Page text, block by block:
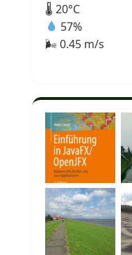
🌡 20°C
57%
🌬 0.45 m/s